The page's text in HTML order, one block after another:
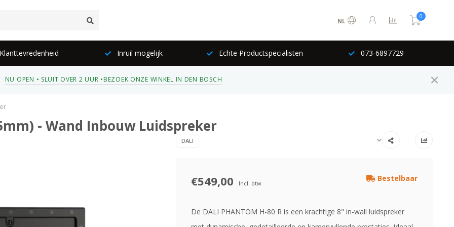
NL
0
Inruil mogelijk Echte Productspecialisten 073-6897729
NU OPEN • SLUIT OVER 2 UUR •BEZOEK ONZE WINKEL IN DEN BOSCH
- Wand Inbouw Luidspreker
DALI
€549,00 Incl. btw
Bestelbaar
De DALI PHANTOM H-80 R is een krachtige 8" in-wall luidspreker